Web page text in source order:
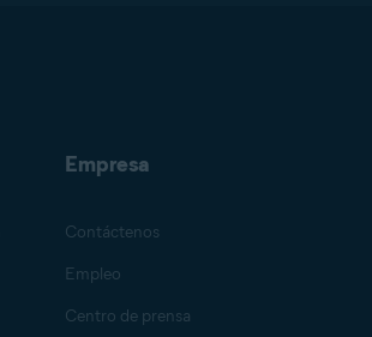
Empresa
Contáctenos
Empleo
Centro de prensa